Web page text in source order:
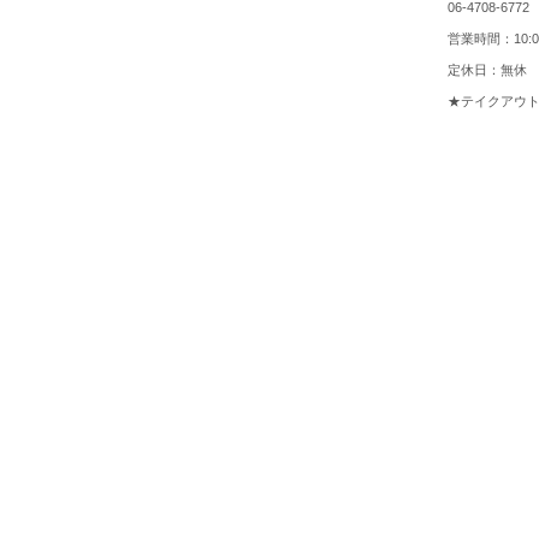
06-4708-6772
営業時間：
定休日：無休
★テイクアウ